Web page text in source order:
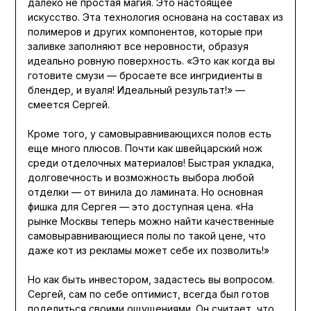
искусство. Эта технология основана на составах из
полимеров и других компонентов, которые при
заливке заполняют все неровности, образуя
идеально ровную поверхность. «Это как когда вы
готовите смузи — бросаете все ингридиенты в
блендер, и вуаля! Идеальный результат!» —
смеется Сергей.
Кроме того, у самовыравнивающихся полов есть
еще много плюсов. Почти как швейцарский нож
среди отделочных материалов! Быстрая укладка,
долговечность и возможность выбора любой
отделки — от винила до ламината. Но основная
фишка для Сергея — это доступная цена. «На
рынке Москвы теперь можно найти качественные
самовыравнивающиеся полы по такой цене, что
даже кот из рекламы может себе их позволить!»
Но как быть инвестором, задастесь вы вопросом.
Сергей, сам по себе оптимист, всегда был готов
поделиться своими ощущениями. Он считает, что